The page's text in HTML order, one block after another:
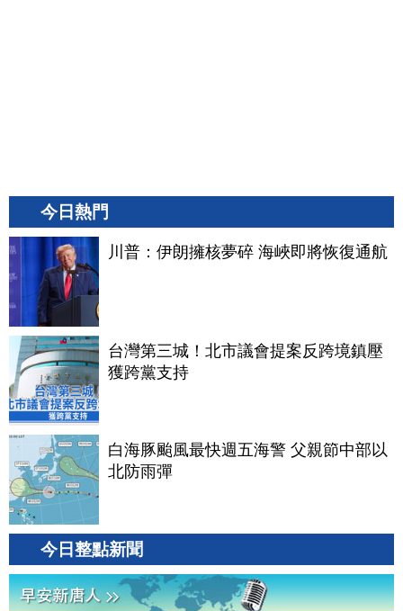
今日熱門
川普：伊朗擁核夢碎 海峽即將恢復通航
台灣第三城！北市議會提案反跨境鎮壓
獲跨黨支持
白海豚颱風最快週五海警 父親節中部以
北防雨彈
今日整點新聞